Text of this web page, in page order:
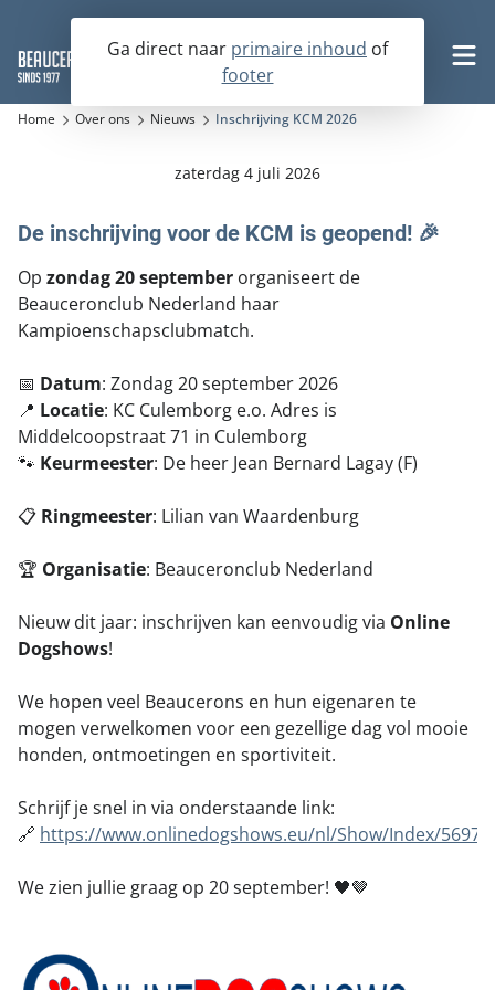
Ga direct naar primaire inhoud of
footer
Historie
Boek de beauceron
Fokkerij
Op zoek naar een beauceronpup
Op zoek naar een volwassen hond
Fokkerslijst
Verenigingsfokreglement
Puppies
Inventarisatie fokkerij
Agenda
Nesten- en Jongenhondendagen
Kampioenschapsclubmatches
Over ons
Bestuur en commissies
Nieuws
Statuten
Huishoudelijk reglement
KCM 2026
Home Over ons Nieuws Inschrijving KCM 2026
zaterdag 4 juli 2026
De inschrijving voor de KCM is geopend! 🎉
Op zondag 20 september organiseert de
Beauceronclub Nederland haar
Kampioenschapsclubmatch.
📅 Datum: Zondag 20 september 2026
📍 Locatie: KC Culemborg e.o. Adres is
Middelcoopstraat 71 in Culemborg
🐾 Keurmeester: De heer Jean Bernard Lagay (F)
📋 Ringmeester: Lilian van Waardenburg
🏆 Organisatie: Beauceronclub Nederland
Nieuw dit jaar: inschrijven kan eenvoudig via Online
Dogshows!
We hopen veel Beaucerons en hun eigenaren te
mogen verwelkomen voor een gezellige dag vol mooie
honden, ontmoetingen en sportiviteit.
Schrijf je snel in via onderstaande link:
🔗 https://www.onlinedogshows.eu/nl/Show/Index/5697/
We zien jullie graag op 20 september! 🖤🤎